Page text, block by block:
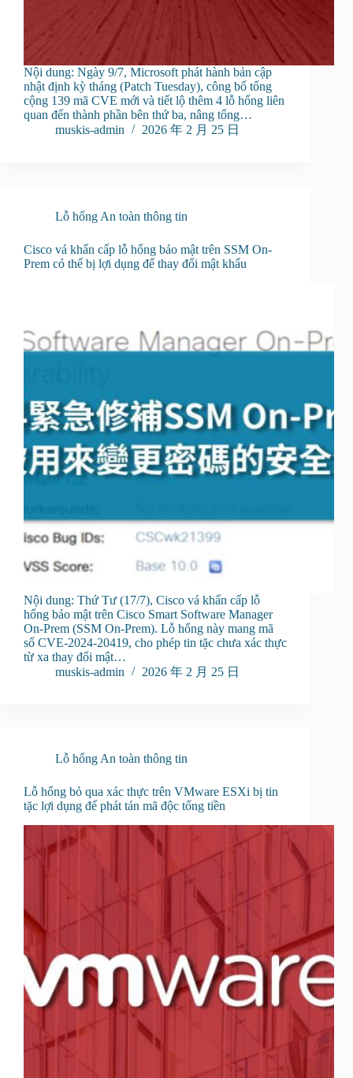
Nội dung: Ngày 9/7, Microsoft phát hành bản cập
nhật định kỳ tháng (Patch Tuesday), công bố tổng
cộng 139 mã CVE mới và tiết lộ thêm 4 lỗ hổng liên
quan đến thành phần bên thứ ba, nâng tổng…
muskis-admin
2026 年 2 月 25 日
Lỗ hổng An toàn thông tin
Cisco vá khẩn cấp lỗ hổng bảo mật trên SSM On-
Prem có thể bị lợi dụng để thay đổi mật khẩu
Nội dung: Thứ Tư (17/7), Cisco vá khẩn cấp lỗ
hổng bảo mật trên Cisco Smart Software Manager
On-Prem (SSM On-Prem). Lỗ hổng này mang mã
số CVE-2024-20419, cho phép tin tặc chưa xác thực
từ xa thay đổi mật…
muskis-admin
2026 年 2 月 25 日
Lỗ hổng An toàn thông tin
Lỗ hổng bỏ qua xác thực trên VMware ESXi bị tin
tặc lợi dụng để phát tán mã độc tống tiền